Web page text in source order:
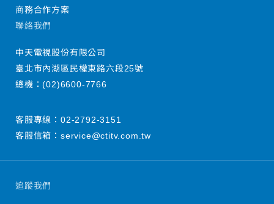
追蹤我們
商務合作方案
聯絡我們
中天電視股份有限公司
臺北市內湖區民權東路六段25號
總機：(02)6600-7766
客服專線： 02-2792-3151
客服信箱： service@ctitv.com.tw